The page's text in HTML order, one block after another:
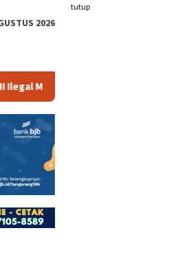
tutup
2026
Masih Terjadi